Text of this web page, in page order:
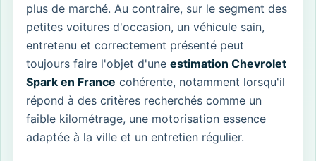
plus de marché. Au contraire, sur le segment des
petites voitures d'occasion, un véhicule sain,
entretenu et correctement présenté peut
toujours faire l'objet d'une estimation Chevrolet
Spark en France cohérente, notamment lorsqu'il
répond à des critères recherchés comme un
faible kilométrage, une motorisation essence
adaptée à la ville et un entretien régulier.